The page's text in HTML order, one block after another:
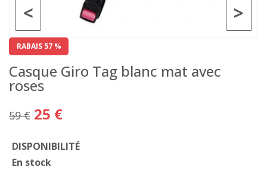
>
<
RABAIS 57 %
Casque Giro Tag blanc mat avec
roses
59 € 25 €
DISPONIBILITÉ
En stock